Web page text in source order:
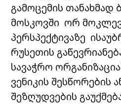
გამოცემის თანახმად
მოსკოვში ორ
პერსპექტივაზე
რუსეთის
სავაჭრო
ვენიკის შესწორების
შეზღუდვების